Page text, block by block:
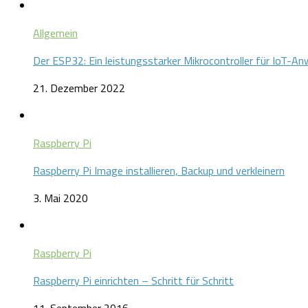
Allgemein
Der ESP32: Ein leistungsstarker Mikrocontroller für IoT-
21. Dezember 2022
Raspberry Pi
Raspberry Pi Image installieren, Backup und verkleinern
3. Mai 2020
Raspberry Pi
Raspberry Pi einrichten – Schritt für Schritt